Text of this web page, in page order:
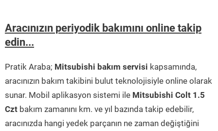
Aracınızın periyodik bakımını online takip
edin...
Pratik Araba; Mitsubishi bakım servisi kapsamında,
aracınızın bakım takibini bulut teknolojisiyle online olarak
sunar. Mobil aplikasyon sistemi ile Mitsubishi Colt 1.5
Czt bakım zamanını km. ve yıl bazında takip edebilir,
aracınızda hangi yedek parçanın ne zaman değiştiğini